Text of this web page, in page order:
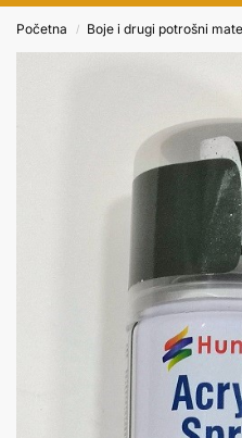
Početna / Boje i drugi potrošni